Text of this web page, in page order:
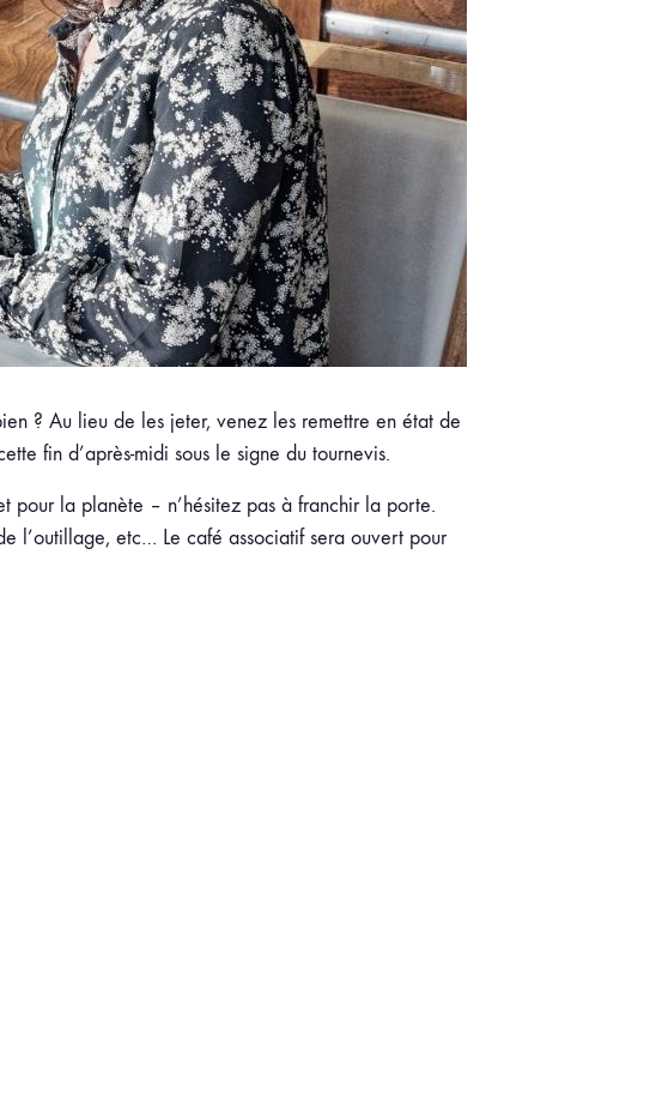
? Au lieu de les jeter, venez les remettre en état de
fin d’après-midi sous le signe du tournevis.
pour la planète – n’hésitez pas à franchir la porte.
l’outillage, etc… Le café associatif sera ouvert pour